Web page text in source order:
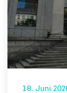
18. Juni